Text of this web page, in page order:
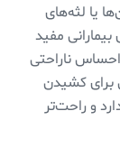
یا لثه‌های
مفید
ناراحتی
برای کشیدن
و راحت‌تر